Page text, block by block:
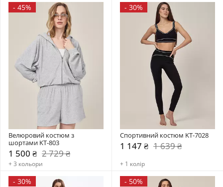
- 45%
Велюровий костюм з
шортами KT-803
1 500 ₴ 2 729 ₴
+ 3 кольори
- 30%
Спортивний костюм KT-7028
1 147 ₴ 1 639 ₴
+ 1 колір
- 30% - 50%